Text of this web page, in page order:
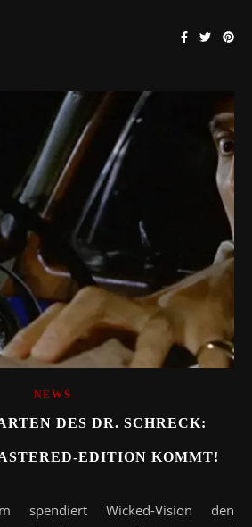
NEWS
DES DR. SCHRECK:
EDITION KOMMT!